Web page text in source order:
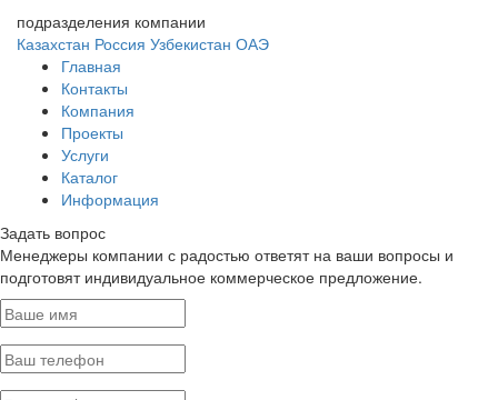
подразделения компании
Казахстан Россия Узбекистан ОАЭ
Главная
Контакты
Компания
Проекты
Услуги
Каталог
Информация
Задать вопрос
Менеджеры компании с радостью ответят на ваши вопросы и
подготовят индивидуальное коммерческое предложение.